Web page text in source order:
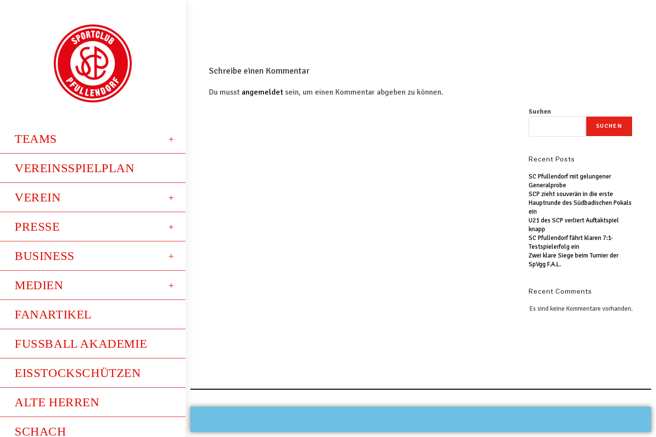
TEAMS
VEREINSSPIELPLAN
VEREIN
PRESSE
BUSINESS
MEDIEN
FANARTIKEL
FUSSBALL AKADEMIE
EISSTOCKSCHÜTZEN
ALTE HERREN
SCHACH
Schreibe einen Kommentar
Du musst angemeldet sein, um einen Kommentar abgeben zu können.
Suchen
SUCHEN
Recent Posts
SC Pfullendorf mit gelungener
Generalprobe
SCP zieht souverän in die erste
Hauptrunde des Südbadischen Pokals
ein
U21 des SCP verliert Auftaktspiel
knapp
SC Pfullendorf fährt klaren 7:1-
Testspielerfolg ein
Zwei klare Siege beim Turnier der
SpVgg F.A.L.
Recent Comments
Es sind keine Kommentare vorhanden.